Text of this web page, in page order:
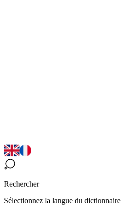
Rechercher
Sélectionnez la langue du dictionnaire